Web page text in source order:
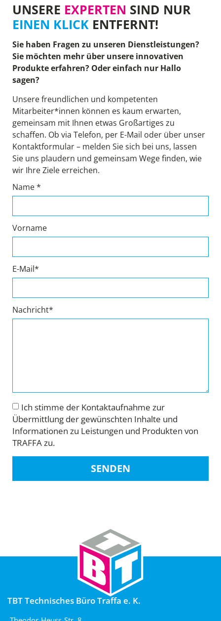
UNSERE EXPERTEN SIND NUR
EINEN KLICK ENTFERNT!
Sie haben Fragen zu unseren Dienstleistungen?
Sie möchten mehr über unsere innovativen
Produkte erfahren? Oder einfach nur Hallo
sagen?
Unsere freundlichen und kompetenten
Mitarbeiter*innen können es kaum erwarten,
gemeinsam mit Ihnen etwas Großartiges zu
schaffen. Ob via Telefon, per E-Mail oder über unser
Kontaktformular – melden Sie sich bei uns, lassen
Sie uns plaudern und gemeinsam Wege finden, wie
wir Ihre Ziele erreichen.
Name *
Vorname
E-Mail*
Nachricht*
Ich stimme der Kontaktaufnahme zur
Übermittlung der gewünschten Inhalte und
Informationen zu Leistungen und Produkten von
TRAFFA zu.
SENDEN
TBT Technisches Büro Traffa e. K.